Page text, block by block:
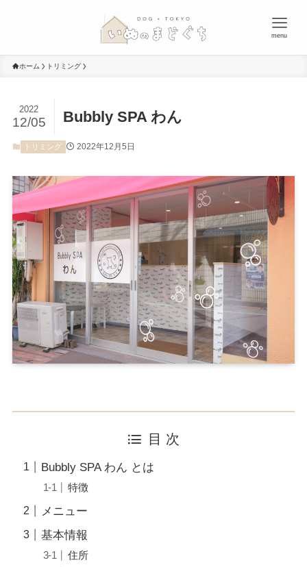
menu
ホーム トリミング
Bubbly SPA わん
2022
12/05
トリミング 2022年12月5日
目 次
Bubbly SPA わん とは
特徴
メニュー
基本情報
住所